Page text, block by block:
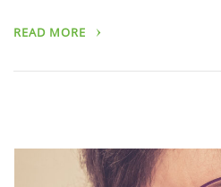
READ MORE